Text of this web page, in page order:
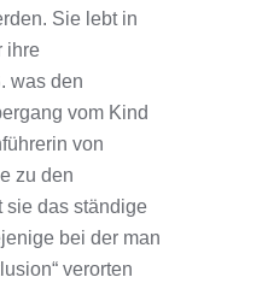
Sie lebt in
ihre
was den
vom Kind
von
zu den
sie das ständige
bei der man
verorten